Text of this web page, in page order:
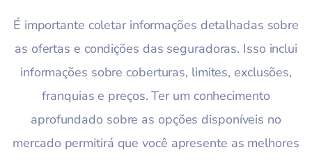
É importante coletar informações detalhadas sobre
as ofertas e condições das seguradoras. Isso inclui
informações sobre coberturas, limites, exclusões,
franquias e preços. Ter um conhecimento
aprofundado sobre as opções disponíveis no
mercado permitirá que você apresente as melhores